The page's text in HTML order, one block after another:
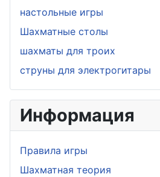
настольные игры
Шахматные столы
шахматы для троих
струны для электрогитары
Информация
Правила игры
Шахматная теория